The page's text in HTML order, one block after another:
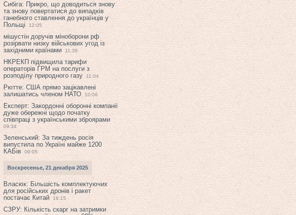
Сибіга: Прикро, що доводиться знову
та знову повертатися до випадків
ганебного ставлення до українців у
Польщі
12:05
мішустін доручів міноборони рф
розірвати низку військових угод із
західними країнами
11:36
НКРЕКП підвищила тарифи
операторів ГРМ на послуги з
розподілу природного газу
11:04
Рютте: США прямо зацікавлені
залишатись членом НАТО
10:06
Експерт: Закордонні оборонні компанії
дуже обережні щодо початку
співпраці з українськими зброярами
09:34
Зеленський: За тиждень росія
випустила по Україні майже 1200
КАБів
09:05
Воскресенье, 21 декабря 2025
Власюк: Більшість комплектуючих
для російських дронів і ракет
постачає Китай
16:15
СЗРУ: Кількість скарг на затримки